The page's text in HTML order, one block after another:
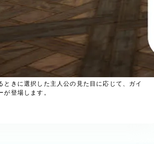
きに選択した主人公の見た目に応じて、ガイ
が登場します。